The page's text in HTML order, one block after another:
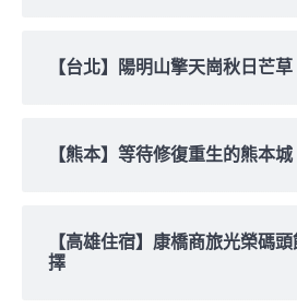
【台北】陽明山擎天崗秋日芒草
【熊本】等待修復重生的熊本城
【高雄住宿】康橋商旅光榮碼
擇